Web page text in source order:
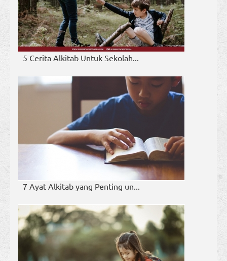
5 Cerita Alkitab Untuk Sekolah...
7 Ayat Alkitab yang Penting un...